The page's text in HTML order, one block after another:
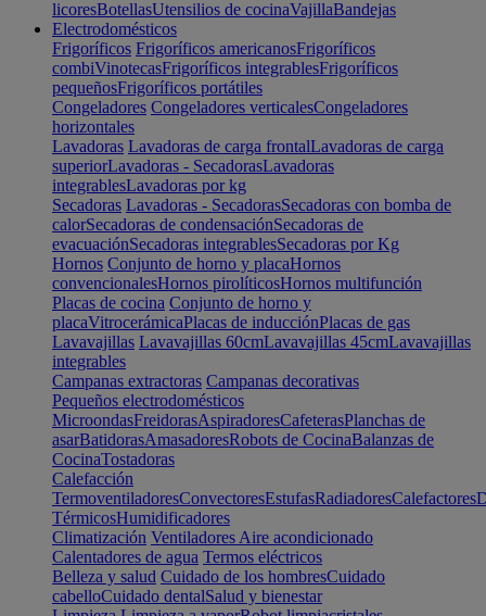
licoresBotellasUtensilios de cocinaVajillaBandejas
Electrodomésticos
Frigoríficos Frigoríficos americanosFrigoríficos
combiVinotecasFrigoríficos integrablesFrigoríficos
pequeñosFrigoríficos portátiles
Congeladores Congeladores verticalesCongeladores
horizontales
Lavadoras Lavadoras de carga frontalLavadoras de carga
superiorLavadoras - SecadorasLavadoras
integrablesLavadoras por kg
Secadoras Lavadoras - SecadorasSecadoras con bomba de
calorSecadoras de condensaciónSecadoras de
evacuaciónSecadoras integrablesSecadoras por Kg
Hornos Conjunto de horno y placaHornos
convencionalesHornos pirolíticosHornos multifunción
Placas de cocina Conjunto de horno y
placaVitrocerámicaPlacas de inducciónPlacas de gas
Lavavajillas Lavavajillas 60cmLavavajillas 45cmLavavajillas
integrables
Campanas extractoras Campanas decorativas
Pequeños electrodomésticos
MicroondasFreidorasAspiradoresCafeterasPlanchas de
asarBatidorasAmasadoresRobots de CocinaBalanzas de
CocinaTostadoras
Calefacción
TermoventiladoresConvectoresEstufasRadiadoresCalefactores
TérmicosHumidificadores
Climatización Ventiladores Aire acondicionado
Calentadores de agua Termos eléctricos
Belleza y salud Cuidado de los hombresCuidado
cabelloCuidado dentalSalud y bienestar